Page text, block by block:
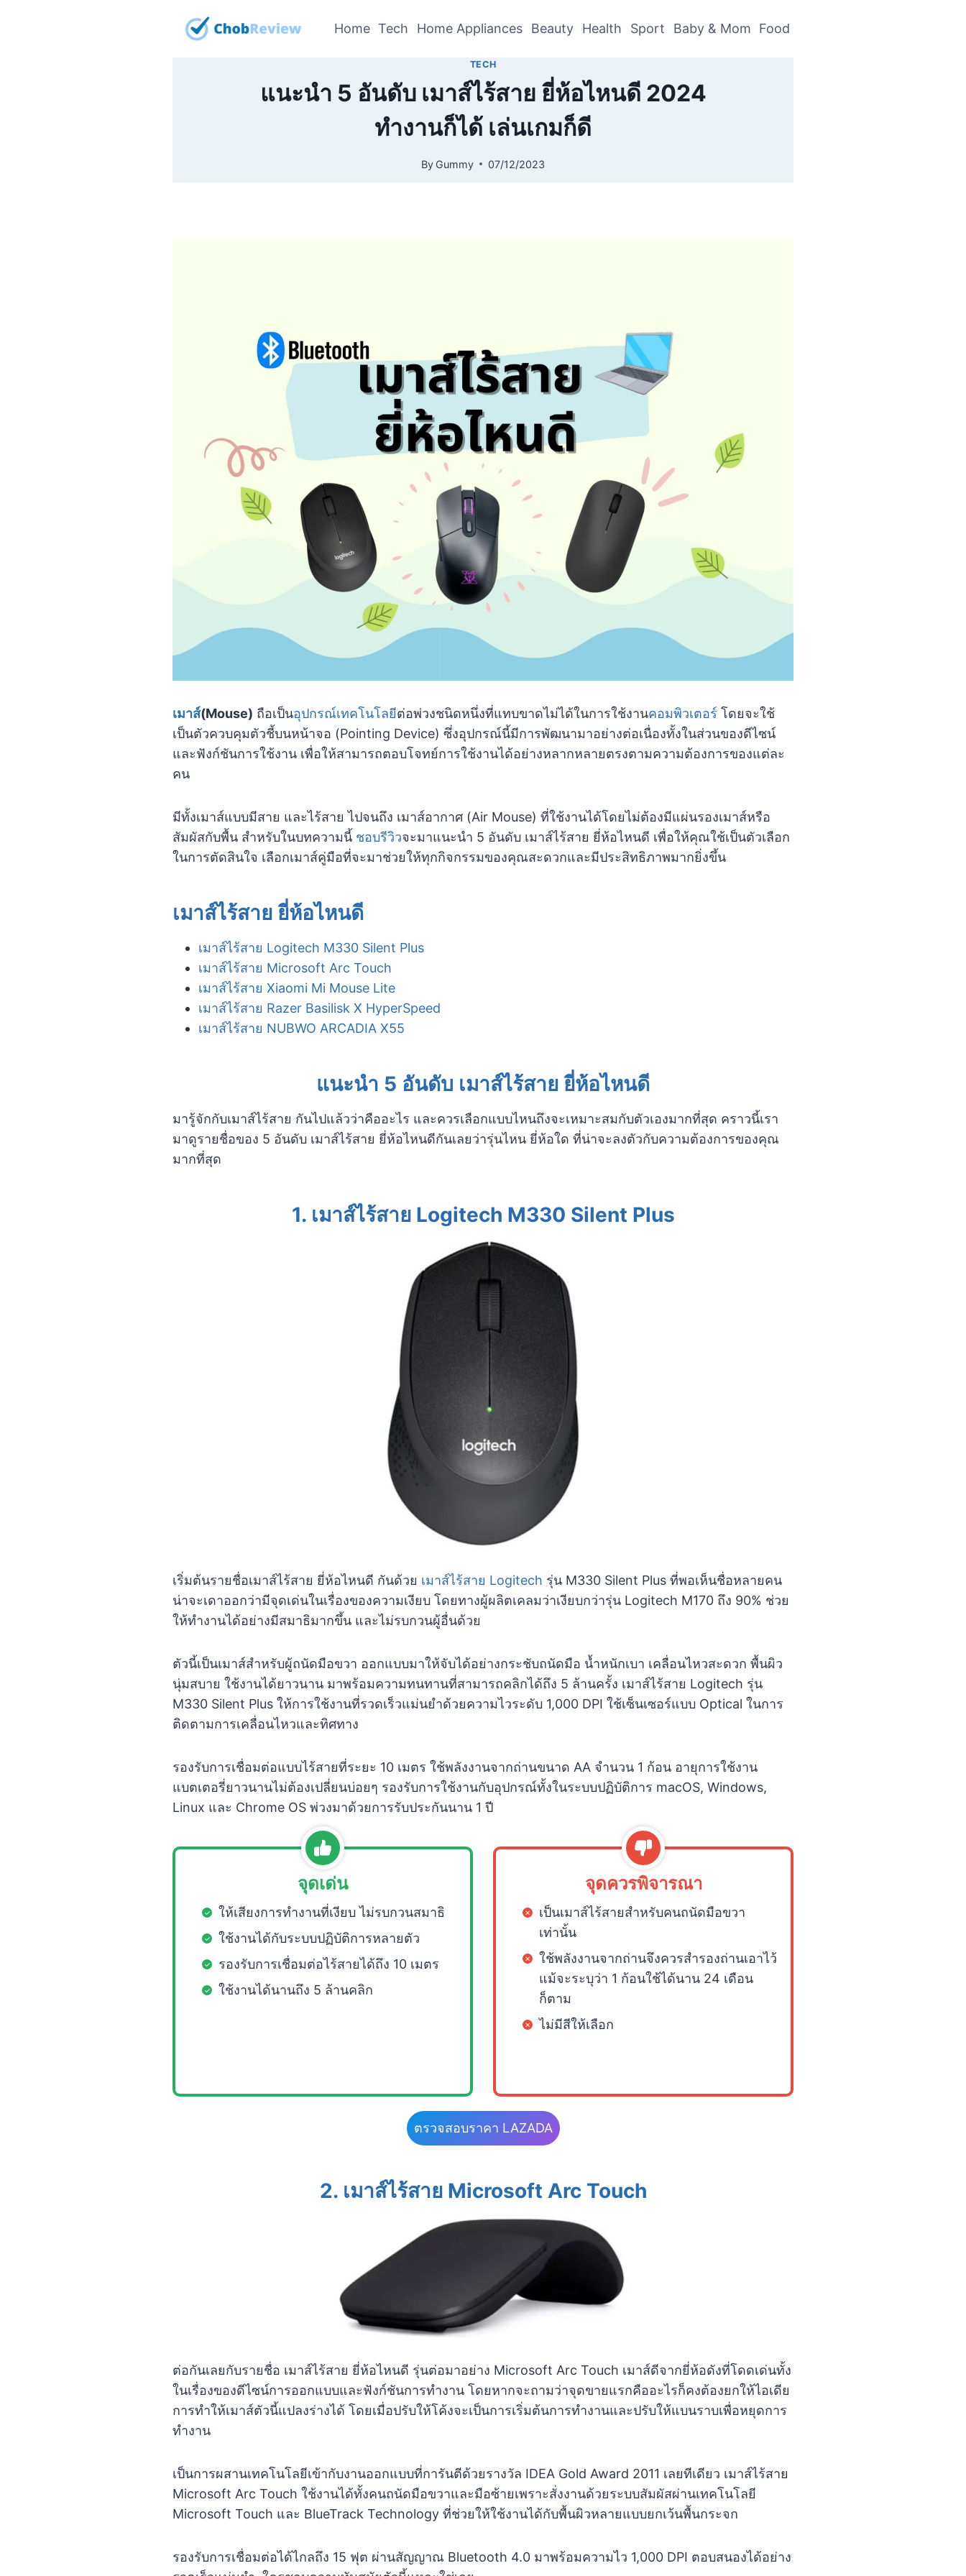
Home Tech Home Appliances Beauty Health Sport Baby & Mom Food
TECH
แนะนำ 5 อันดับ เมาส์ไร้สาย ยี่ห้อไหนดี 2024
ทำงานก็ได้ เล่นเกมก็ดี
By Gummy 07/12/2023
เมาส์(Mouse) ถือเป็นอุปกรณ์เทคโนโลยีต่อพ่วงชนิดหนึ่งที่แทบขาดไม่ได้ในการใช้งานคอมพิวเตอร์ โดยจะใช้
เป็นตัวควบคุมตัวชี้บนหน้าจอ (Pointing Device) ซึ่งอุปกรณ์นี้มีการพัฒนามาอย่างต่อเนื่องทั้งในส่วนของดีไซน์
และฟังก์ชันการใช้งาน เพื่อให้สามารถตอบโจทย์การใช้งานได้อย่างหลากหลายตรงตามความต้องการของแต่ละ
คน
มีทั้งเมาส์แบบมีสาย และไร้สาย ไปจนถึง เมาส์อากาศ (Air Mouse) ที่ใช้งานได้โดยไม่ต้องมีแผ่นรองเมาส์หรือ
สัมผัสกับพื้น สำหรับในบทความนี้ ชอบรีวิวจะมาแนะนำ 5 อันดับ เมาส์ไร้สาย ยี่ห้อไหนดี เพื่อให้คุณใช้เป็นตัวเลือก
ในการตัดสินใจ เลือกเมาส์คู่มือที่จะมาช่วยให้ทุกกิจกรรมของคุณสะดวกและมีประสิทธิภาพมากยิ่งขึ้น
เมาส์ไร้สาย ยี่ห้อไหนดี
เมาส์ไร้สาย Logitech M330 Silent Plus
เมาส์ไร้สาย Microsoft Arc Touch
เมาส์ไร้สาย Xiaomi Mi Mouse Lite
เมาส์ไร้สาย Razer Basilisk X HyperSpeed
เมาส์ไร้สาย NUBWO ARCADIA X55
แนะนำ 5 อันดับ เมาส์ไร้สาย ยี่ห้อไหนดี
มารู้จักกับเมาส์ไร้สาย กันไปแล้วว่าคืออะไร และควรเลือกแบบไหนถึงจะเหมาะสมกับตัวเองมากที่สุด คราวนี้เรา
มาดูรายชื่อของ 5 อันดับ เมาส์ไร้สาย ยี่ห้อไหนดีกันเลยว่ารุ่นไหน ยี่ห้อใด ที่น่าจะลงตัวกับความต้องการของคุณ
มากที่สุด
1. เมาส์ไร้สาย Logitech M330 Silent Plus
เริ่มต้นรายชื่อเมาส์ไร้สาย ยี่ห้อไหนดี กันด้วย เมาส์ไร้สาย Logitech รุ่น M330 Silent Plus ที่พอเห็นชื่อหลายคน
น่าจะเดาออกว่ามีจุดเด่นในเรื่องของความเงียบ โดยทางผู้ผลิตเคลมว่าเงียบกว่ารุ่น Logitech M170 ถึง 90% ช่วย
ให้ทำงานได้อย่างมีสมาธิมากขึ้น และไม่รบกวนผู้อื่นด้วย
ตัวนี้เป็นเมาส์สำหรับผู้ถนัดมือขวา ออกแบบมาให้จับได้อย่างกระชับถนัดมือ น้ำหนักเบา เคลื่อนไหวสะดวก พื้นผิว
นุ่มสบาย ใช้งานได้ยาวนาน มาพร้อมความทนทานที่สามารถคลิกได้ถึง 5 ล้านครั้ง เมาส์ไร้สาย Logitech รุ่น
M330 Silent Plus ให้การใช้งานที่รวดเร็วแม่นยำด้วยความไวระดับ 1,000 DPI ใช้เซ็นเซอร์แบบ Optical ในการ
ติดตามการเคลื่อนไหวและทิศทาง
รองรับการเชื่อมต่อแบบไร้สายที่ระยะ 10 เมตร ใช้พลังงานจากถ่านขนาด AA จำนวน 1 ก้อน อายุการใช้งาน
แบตเตอรี่ยาวนานไม่ต้องเปลี่ยนบ่อยๆ รองรับการใช้งานกับอุปกรณ์ทั้งในระบบปฏิบัติการ macOS, Windows,
Linux และ Chrome OS พ่วงมาด้วยการรับประกันนาน 1 ปี
จุดเด่น
ให้เสียงการทำงานที่เงียบ ไม่รบกวนสมาธิ
ใช้งานได้กับระบบปฏิบัติการหลายตัว
รองรับการเชื่อมต่อไร้สายได้ถึง 10 เมตร
ใช้งานได้นานถึง 5 ล้านคลิก
จุดควรพิจารณา
เป็นเมาส์ไร้สายสำหรับคนถนัดมือขวา
เท่านั้น
ใช้พลังงานจากถ่านจึงควรสำรองถ่านเอาไว้
แม้จะระบุว่า 1 ก้อนใช้ได้นาน 24 เดือน
ก็ตาม
ไม่มีสีให้เลือก
ตรวจสอบราคา LAZADA
2. เมาส์ไร้สาย Microsoft Arc Touch
ต่อกันเลยกับรายชื่อ เมาส์ไร้สาย ยี่ห้อไหนดี รุ่นต่อมาอย่าง Microsoft Arc Touch เมาส์ดีจากยี่ห้อดังที่โดดเด่นทั้ง
ในเรื่องของดีไซน์การออกแบบและฟังก์ชันการทำงาน โดยหากจะถามว่าจุดขายแรกคืออะไรก็คงต้องยกให้ไอเดีย
การทำให้เมาส์ตัวนี้แปลงร่างได้ โดยเมื่อปรับให้โค้งจะเป็นการเริ่มต้นการทำงานและปรับให้แบนราบเพื่อหยุดการ
ทำงาน
เป็นการผสานเทคโนโลยีเข้ากับงานออกแบบที่การันตีด้วยรางวัล IDEA Gold Award 2011 เลยทีเดียว เมาส์ไร้สาย
Microsoft Arc Touch ใช้งานได้ทั้งคนถนัดมือขวาและมือซ้ายเพราะสั่งงานด้วยระบบสัมผัสผ่านเทคโนโลยี
Microsoft Touch และ BlueTrack Technology ที่ช่วยให้ใช้งานได้กับพื้นผิวหลายแบบยกเว้นพื้นกระจก
รองรับการเชื่อมต่อได้ไกลถึง 15 ฟุต ผ่านสัญญาณ Bluetooth 4.0 มาพร้อมความไว 1,000 DPI ตอบสนองได้อย่าง